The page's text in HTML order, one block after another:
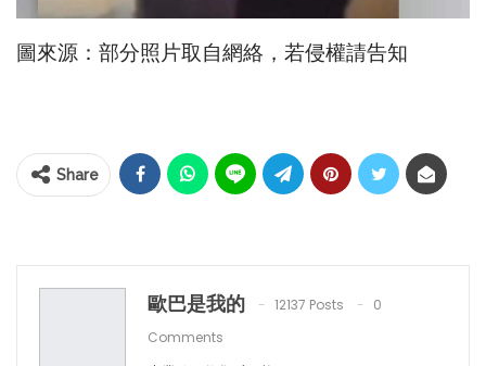
圖來源：部分照片取自網絡，若侵權請告知
Share
歐巴是我的 12137 Posts
0
Comments